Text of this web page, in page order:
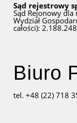
Sąd rejestrowy
Sąd Rejonowy dla
Wydział
całości):
Biuro
tel. +48 (22) 718